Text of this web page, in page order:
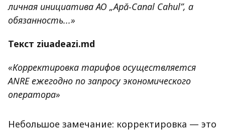
личная инициатива АО „Apă-Canal Cahul”, а
обязанность...»
Текст ziuadeazi.md
«Корректировка тарифов осуществляется
ANRE ежегодно по запросу экономического
оператора»
Небольшое замечание: корректировка — это